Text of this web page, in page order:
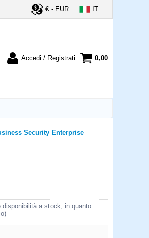
€ - EUR IT
Accedi / Registrati 0,00
Security Enterprise
a stock, in quanto